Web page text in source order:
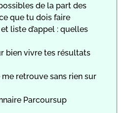
de la part des
que tu dois faire
liste d’appel : quelles
bien vivre tes résultats
me retrouve sans rien sur
Parcoursup